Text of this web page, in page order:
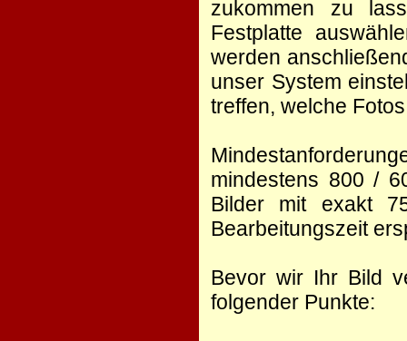
zukommen zu
Festplatte
werden
unser System
treffen, welche
mindestens 800 /
Bilder mit exakt
Bearbeitungszeit
Bevor wir Ihr Bild
folgender Punkte: